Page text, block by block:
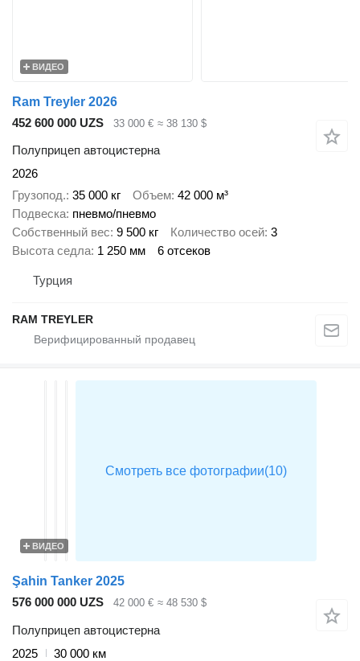
ВИДЕО
Ram Treyler 2026
452 600 000 UZS
33 000 € ≈ 38 130 $
Полуприцеп автоцистерна
2026
Грузопод. 35 000 кг Объем 42 000 м³
Подвеска пневмо/пневмо
Собственный вес 9 500 кг Количество осей 3
Высота седла 1 250 мм 6 отсеков
Турция
RAM TREYLER
ВИДЕО
Şahin Tanker 2025
576 000 000 UZS
42 000 € ≈ 48 530 $
Полуприцеп автоцистерна
2025
30 000 км